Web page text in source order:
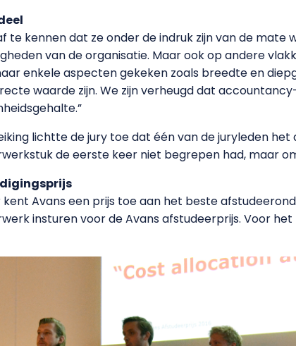
te kennen dat ze onder de indruk zijn van de
van de organisatie. Maar ook op andere
enkele aspecten gekeken zoals breedte en
waarde zijn. We zijn verheugd dat
lichtte de jury toe dat één van de juryleden
de eerste keer niet begrepen had, maar
kent Avans een prijs toe aan het beste
insturen voor de Avans afstudeerprijs. Voor